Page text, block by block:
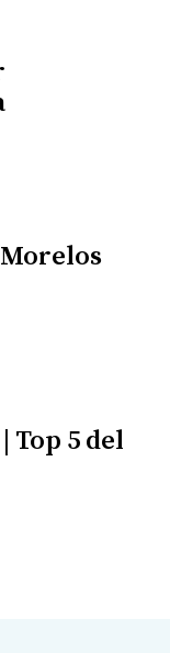
Top 5 del